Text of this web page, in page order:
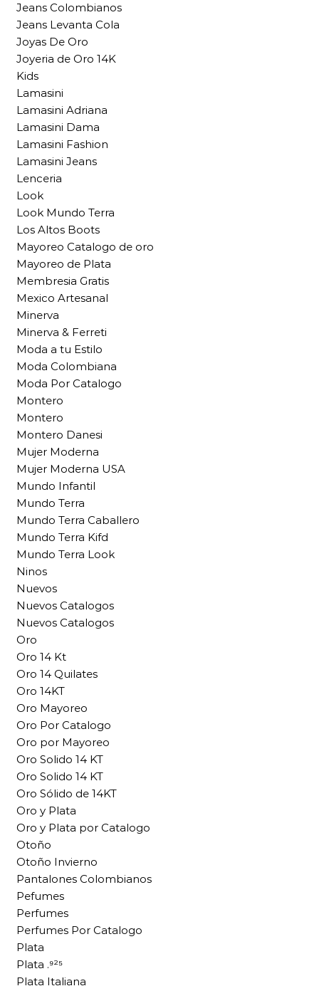
Jeans Colombianos
Jeans Levanta Cola
Joyas De Oro
Joyeria de Oro 14K
Kids
Lamasini
Lamasini Adriana
Lamasini Dama
Lamasini Fashion
Lamasini Jeans
Lenceria
Look
Look Mundo Terra
Los Altos Boots
Mayoreo Catalogo de oro
Mayoreo de Plata
Membresia Gratis
Mexico Artesanal
Minerva
Minerva & Ferreti
Moda a tu Estilo
Moda Colombiana
Moda Por Catalogo
Montero
Montero
Montero Danesi
Mujer Moderna
Mujer Moderna USA
Mundo Infantil
Mundo Terra
Mundo Terra Caballero
Mundo Terra Kifd
Mundo Terra Look
Ninos
Nuevos
Nuevos Catalogos
Nuevos Catalogos
Oro
Oro 14 Kt
Oro 14 Quilates
Oro 14KT
Oro Mayoreo
Oro Por Catalogo
Oro por Mayoreo
Oro Solido 14 KT
Oro Solido 14 KT
Oro Sólido de 14KT
Oro y Plata
Oro y Plata por Catalogo
Otoño
Otoño Invierno
Pantalones Colombianos
Pefumes
Perfumes
Perfumes Por Catalogo
Plata
Plata .⁹²⁵
Plata Italiana